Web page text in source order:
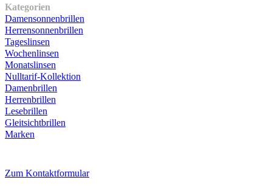
Kategorien
Damensonnenbrillen
Herrensonnenbrillen
Tageslinsen
Wochenlinsen
Monatslinsen
Nulltarif-Kollektion
Damenbrillen
Herrenbrillen
Lesebrillen
Gleitsichtbrillen
Marken
Zum Kontaktformular